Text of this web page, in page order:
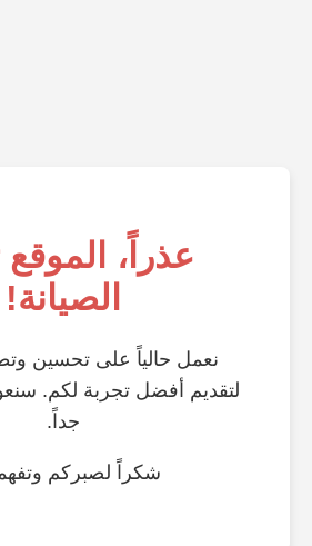
عذراً،
الصيانة!
نعمل حالياً على تحسين
لتقديم أفضل تجربة لكم.
جداً.
شكراً لصبركم